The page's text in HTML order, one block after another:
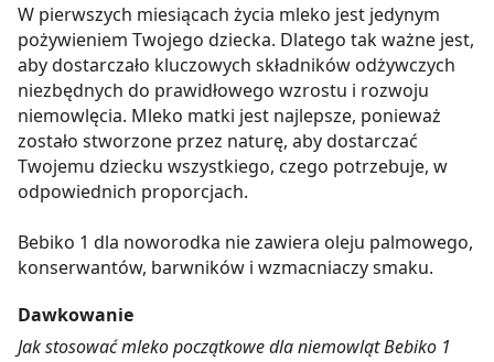
W pierwszych miesiącach życia mleko jest jedynym
pożywieniem Twojego dziecka. Dlatego tak ważne jest,
aby dostarczało kluczowych składników odżywczych
niezbędnych do prawidłowego wzrostu i rozwoju
niemowlęcia. Mleko matki jest najlepsze, ponieważ
zostało stworzone przez naturę, aby dostarczać
Twojemu dziecku wszystkiego, czego potrzebuje, w
odpowiednich proporcjach.
Bebiko 1 dla noworodka nie zawiera oleju palmowego,
konserwantów, barwników i wzmacniaczy smaku.
Dawkowanie
Jak stosować mleko początkowe dla niemowląt Bebiko 1